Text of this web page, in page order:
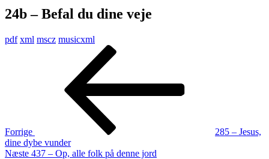
24b – Befal du dine veje
pdf xml mscz musicxml
Indlægsnavigation
Forrige
285 – Jesus,
dine dybe vunder
Næste
Næste 437 – Op, alle folk på denne jord